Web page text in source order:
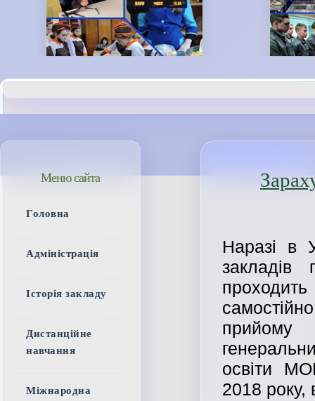
Наразі в
закладів
прийому
освіти
2018 року,
Меню сайта
Головна
Адміністрація
Історія закладу
Дистанційне
навчання
Міжнародна